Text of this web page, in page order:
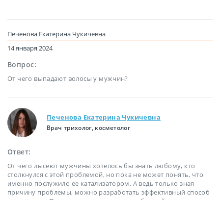
Печенова Екатерина Чукичевна
14 января 2024
Вопрос:
От чего выпадают волосы у мужчин?
Печенова Екатерина Чукичевна
Врач трихолог, косметолог
Ответ:
От чего лысеют мужчины хотелось бы знать любому, кто
столкнулся с этой проблемой, но пока не может понять, что
именно послужило ее катализатором. А ведь только зная
причину проблемы, можно разработать эффективный способ